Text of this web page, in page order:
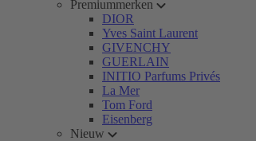
Premiummerken
DIOR
Yves Saint Laurent
GIVENCHY
GUERLAIN
INITIO Parfums Privés
La Mer
Tom Ford
Eisenberg
Nieuw